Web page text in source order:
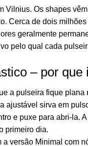
Os shapes
Cerca de dois
geralmente
pelo qual cada
– por que
a pulseira fique
sirva em
e puxe para abri-la.
primeiro dia.
versão Minimal com